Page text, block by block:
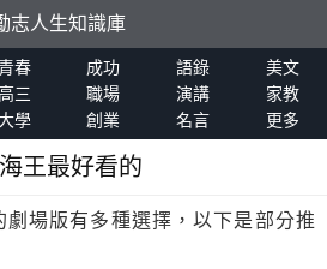
志人生知識庫
春 成功 語錄
美文
三 職場 演講
家教
學 創業 名言 更多
王最好看的
劇場版有多種選擇，以下是部分推